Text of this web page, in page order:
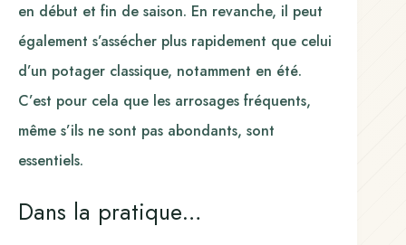
en début et fin de saison. En revanche, il peut
également s’assécher plus rapidement que celui
d’un potager classique, notamment en été.
C’est pour cela que les arrosages fréquents,
même s’ils ne sont pas abondants, sont
essentiels.
Dans la pratique…